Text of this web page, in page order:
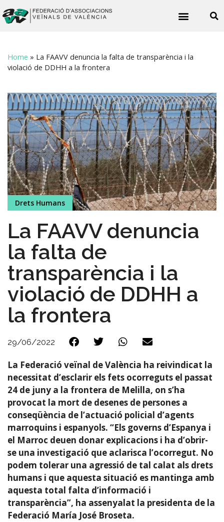
Home » La FAAVV denuncia la falta de transparència i la
violació de DDHH a la frontera
Drets Humans
La FAAVV denuncia
la falta de
transparència i la
violació de DDHH a
la frontera
29/06/2022
La Federació veïnal de València ha reivindicat la
necessitat d’esclarir els fets ocorreguts el passat
24 de juny a la frontera de Melilla, on s’ha
provocat la mort de desenes de persones a
conseqüència de l’actuació policial d’agents
marroquins i espanyols. “Els governs d’Espanya i
el Marroc deuen donar explicacions i ha d’obrir-
se una investigació que aclarisca l’ocorregut. No
podem tolerar una agressió de tal calat als drets
humans i que aquesta situació es mantinga amb
aquesta total falta d’informació i
transparència”, ha assenyalat la presidenta de la
Federació María José Broseta.